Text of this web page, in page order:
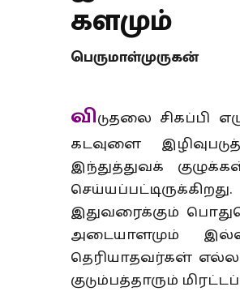
களமும்
பெருமாள்முருகன்
விடுதலை சிகப்பி
கடவுளை
இந்துத்துவக்
இதுவரைக்கும்
அடையாளமும்
தெரியாதவர்கள்
குடும்பத்தாரும்